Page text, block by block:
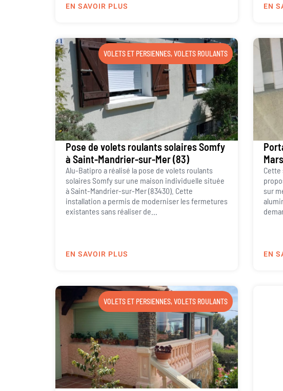
EN SAVOIR PLUS EN
VOLETS ET PERSIENNES,VOLETS ROULANTS
Pose de volets roulants solaires Somfy
à Saint-Mandrier-sur-Mer (83)
Alu-Batipro a réalisé la pose de volets roulants
solaires Somfy sur une maison individuelle située
à Saint-Mandrier-sur-Mer (83430). Cette
installation a permis de moderniser les fermetures
existantes sans réaliser de...
EN SAVOIR PLUS
Cette
sur
EN
VOLETS ET PERSIENNES,VOLETS ROULANTS